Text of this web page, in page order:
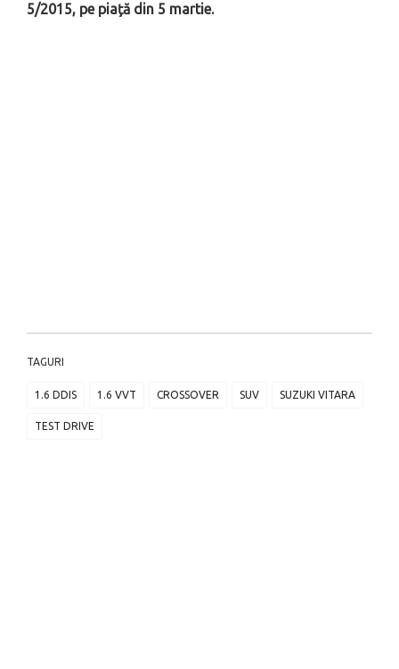
5/2015, pe piață din 5 martie.
TAGURI
1.6 DDIS 1.6 VVT CROSSOVER SUV SUZUKI VITARA
TEST DRIVE